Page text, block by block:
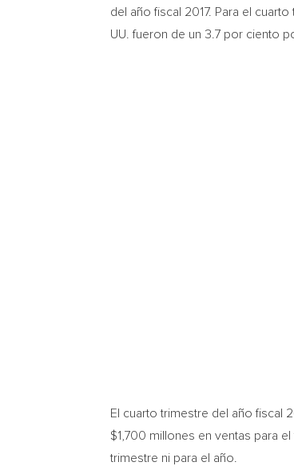
del año fiscal 2017. Para el
UU. fueron de un 3.7 por ciento
El cuarto trimestre del año fiscal
$1,700 millones en ventas para
trimestre ni para el año.